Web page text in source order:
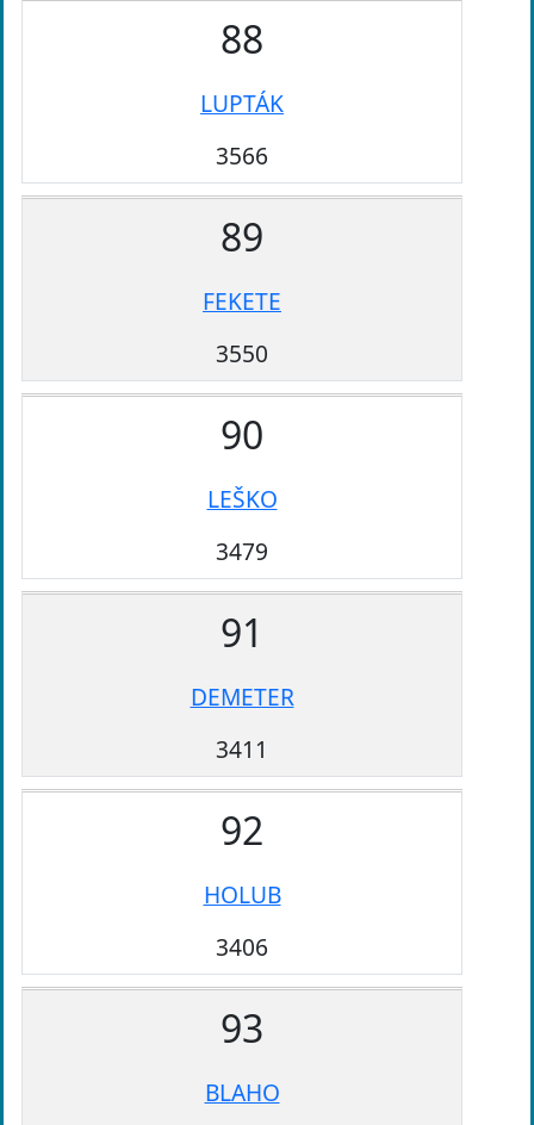
88
LUPTÁK
3566
89
FEKETE
3550
90
LEŠKO
3479
91
DEMETER
3411
92
HOLUB
3406
93
BLAHO